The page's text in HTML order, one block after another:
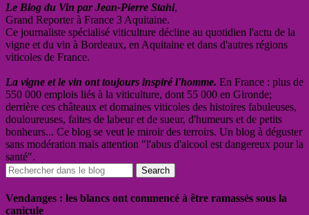
Le Blog du Vin par Jean-Pierre Stahl,
Grand Reporter à France 3 Aquitaine.
Ce journaliste spécialisé viticulture décline au quotidien l'actu de la
vigne et du vin à Bordeaux, en Aquitaine et dans d'autres régions
viticoles de France.
La vigne et le vin ont toujours inspiré l'homme. En France : plus de
550 000 emplois liés à la viticulture, dont 55 000 en Gironde;
derrière ces châteaux et domaines viticoles des histoires fabuleuses,
douloureuses, faites de labeur et de sueur, d'humeurs et de petits
bonheurs... Ce blog se veut le miroir des terroirs. Un blog à déguster
sans modération mais attention "l'abus d'alcool est dangereux pour la
santé".
Vendanges : les blancs ont commencé à être ramassés sous la
canicule